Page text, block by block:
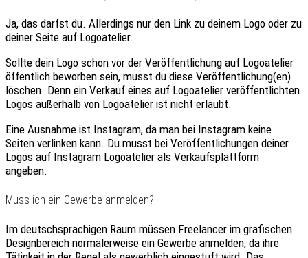
Ja, das darfst du. Allerdings nur den Link zu deinem Logo oder zu
deiner Seite auf Logoatelier.
Sollte dein Logo schon vor der Veröffentlichung auf Logoatelier
öffentlich beworben sein, musst du diese Veröffentlichung(en)
löschen. Denn ein Verkauf eines auf Logoatelier veröffentlichten
Logos außerhalb von Logoatelier ist nicht erlaubt.
Eine Ausnahme ist Instagram, da man bei Instagram keine
Seiten verlinken kann. Du musst bei Veröffentlichungen deiner
Logos auf Instagram Logoatelier als Verkaufsplattform
angeben.
Muss ich ein Gewerbe anmelden?
Im deutschsprachigen Raum müssen Freelancer im grafischen
Designbereich normalerweise ein Gewerbe anmelden, da ihre